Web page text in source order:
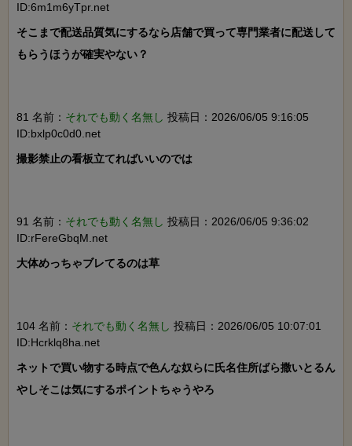
ID:6m1m6yTpr.net
そこまで配送品質気にするなら店舗で買って専門業者に配送して
もらうほうが確実やない？
81 名前： それでも動く名無し 投稿日：2026/06/05 9:16:05
ID:bxlp0c0d0.net
撮影禁止の看板立てればいいのでは
91 名前： それでも動く名無し 投稿日：2026/06/05 9:36:02
ID:rFereGbqM.net
大体めっちゃブレてるのは草
104 名前： それでも動く名無し 投稿日：2026/06/05 10:07:01
ID:Hcrklq8ha.net
ネットで買い物する時点で色んな奴らに氏名住所ばら撒いとるん
やしそこは気にするポイントちゃうやろ